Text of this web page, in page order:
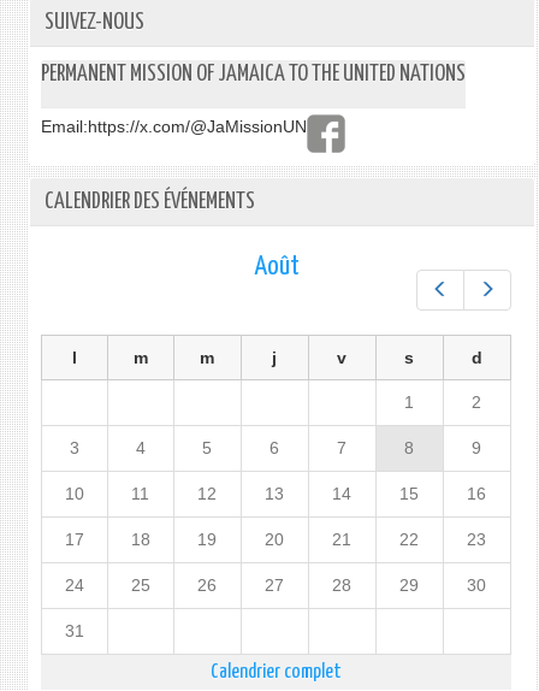
SUIVEZ-NOUS
PERMANENT MISSION OF JAMAICA TO THE UNITED NATIONS
Email:https://x.com/@JaMissionUN
CALENDRIER DES ÉVÉNEMENTS
Préc.
Août
l m m j v s d
1 2
3 4 5 6 7 8 9
10 11 12 13 14 15 16
17 18 19 20 21 22 23
24 25 26 27 28 29 30
31
Calendrier complet